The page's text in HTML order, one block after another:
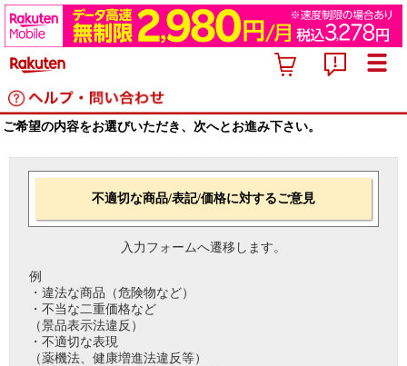
ご希望の内容をお選びいただき、次へとお進み下さい。
不適切な商品/表記/価格に対するご意見
入力フォームへ遷移します。
例
・違法な商品（危険物など）
・不当な二重価格など
（景品表示法違反）
・不適切な表現
（薬機法、健康増進法違反等）